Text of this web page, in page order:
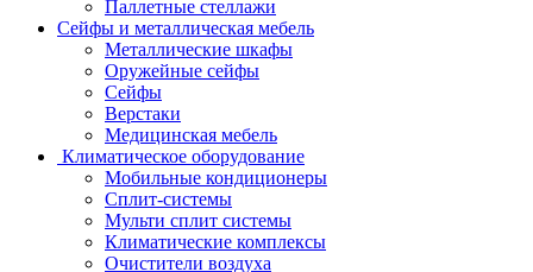
Паллетные стеллажи
Сейфы и металлическая мебель
Металлические шкафы
Оружейные сейфы
Сейфы
Верстаки
Медицинская мебель
Климатическое оборудование
Мобильные кондиционеры
Сплит-системы
Мульти сплит системы
Климатические комплексы
Очистители воздуха